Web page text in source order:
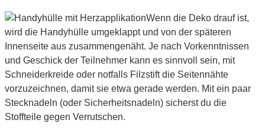
Wenn die Deko drauf ist,
wird die Handyhülle umgeklappt und von der späteren
Innenseite aus zusammengenäht. Je nach Vorkenntnissen
und Geschick der Teilnehmer kann es sinnvoll sein, mit
Schneiderkreide oder notfalls Filzstift die Seitennähte
vorzuzeichnen, damit sie etwa gerade werden. Mit ein paar
Stecknadeln (oder Sicherheitsnadeln) sicherst du die
Stoffteile gegen Verrutschen.